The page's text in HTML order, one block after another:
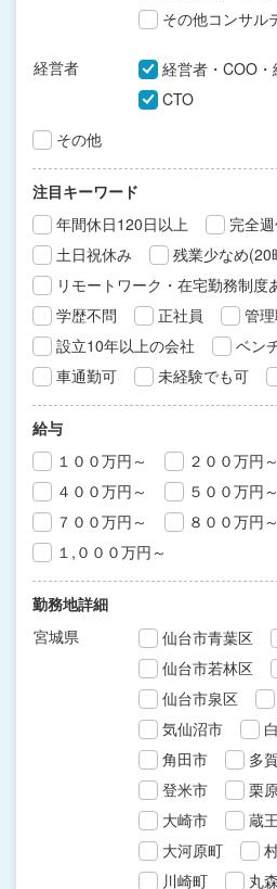
その他コンサル
経営者 経営者・COO・
CTO
その他
注目キーワード
年間休日120日以上
完全
土日祝休み
残業少なめ(20
リモートワーク・在宅勤務制度
学歴不問
正社員
管
設立10年以上の会社
ベン
車通勤可
未経験でも可
給与
１００万円～
２００万円～
４００万円～
５００万円～
７００万円～
８００万円～
１,０００万円～
勤務地詳細
宮城県
仙台市青葉区
仙台市若林区
仙台市泉区
気仙沼市
角田市
多
登米市
栗
大崎市
蔵
大河原町
川崎町
丸